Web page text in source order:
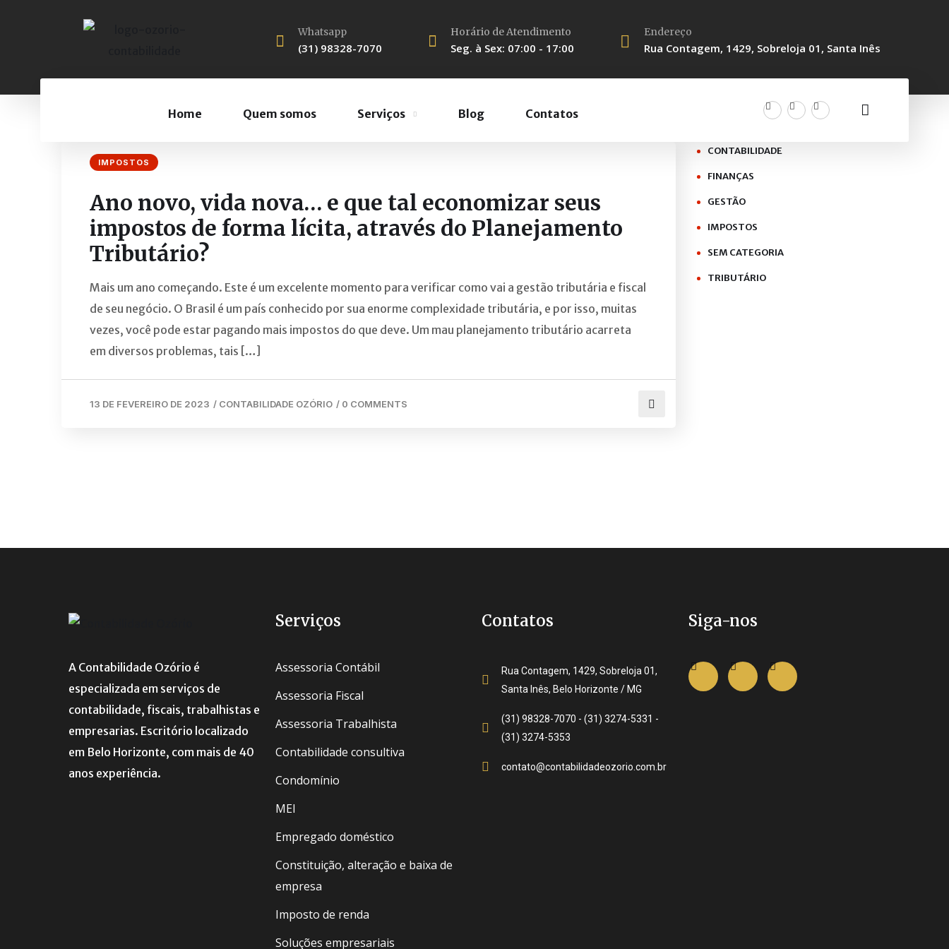
Whatsapp
(31) 98328-7070
Horário de Atendimento
Seg. à Sex: 07:00 - 17:00
Endereço
Rua Contagem, 1429, Sobreloja 01, Santa Inês
Home Quem somos Serviços Blog Contatos
IMPOSTOS
Ano novo, vida nova… e que tal economizar seus
impostos de forma lícita, através do Planejamento
Tributário?
Mais um ano começando. Este é um excelente momento para verificar como vai a gestão tributária e fiscal
de seu negócio. O Brasil é um país conhecido por sua enorme complexidade tributária, e por isso, muitas
vezes, você pode estar pagando mais impostos do que deve. Um mau planejamento tributário acarreta
em diversos problemas, tais […]
13 DE FEVEREIRO DE 2023 / CONTABILIDADE OZÓRIO / 0 COMMENTS
CONTABILIDADE
FINANÇAS
GESTÃO
IMPOSTOS
SEM CATEGORIA
TRIBUTÁRIO
A Contabilidade Ozório é
especializada em serviços de
contabilidade, fiscais, trabalhistas e
empresarias. Escritório localizado
em Belo Horizonte, com mais de 40
anos experiência.
Serviços
Assessoria Contábil
Assessoria Fiscal
Assessoria Trabalhista
Contabilidade consultiva
Condomínio
MEI
Empregado doméstico
Constituição, alteração e baixa de
empresa
Imposto de renda
Soluções empresariais
Contatos
Rua Contagem, 1429, Sobreloja 01,
Santa Inês, Belo Horizonte / MG
(31) 98328-7070 - (31) 3274-5331 -
(31) 3274-5353
contato@contabilidadeozorio.com.br
Siga-nos